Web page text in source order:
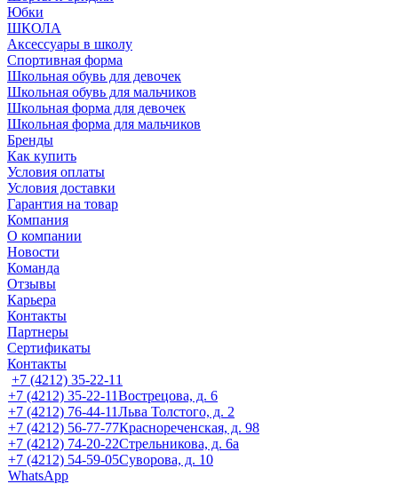
Юбки
ШКОЛА
Аксессуары в школу
Спортивная форма
Школьная обувь для девочек
Школьная обувь для мальчиков
Школьная форма для девочек
Школьная форма для мальчиков
Бренды
Как купить
Условия оплаты
Условия доставки
Гарантия на товар
Компания
О компании
Новости
Команда
Отзывы
Карьера
Контакты
Партнеры
Сертификаты
Контакты
+7 (4212) 35-22-11
+7 (4212) 35-22-11Вострецова, д. 6
+7 (4212) 76-44-11Льва Толстого, д. 2
+7 (4212) 56-77-77Краснореченская, д. 98
+7 (4212) 74-20-22Стрельникова, д. 6а
+7 (4212) 54-59-05Суворова, д. 10
WhatsApp